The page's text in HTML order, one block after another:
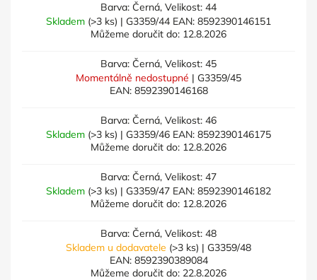
Barva: Černá, Velikost: 44
Skladem (>3 ks) | G3359/44 EAN: 8592390146151
Můžeme doručit do: 12.8.2026
Barva: Černá, Velikost: 45
Momentálně nedostupné | G3359/45
EAN: 8592390146168
Barva: Černá, Velikost: 46
Skladem (>3 ks) | G3359/46 EAN: 8592390146175
Můžeme doručit do: 12.8.2026
Barva: Černá, Velikost: 47
Skladem (>3 ks) | G3359/47 EAN: 8592390146182
Můžeme doručit do: 12.8.2026
Barva: Černá, Velikost: 48
Skladem u dodavatele (>3 ks) | G3359/48
EAN: 8592390389084
Můžeme doručit do: 22.8.2026